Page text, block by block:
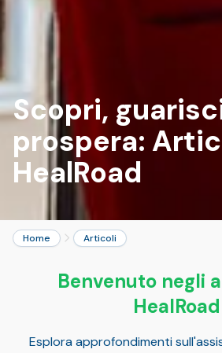
Scopri,
prospera:
HealRoad
Home Articoli
Benvenuto negli
HealRoad
Esplora approfondimenti